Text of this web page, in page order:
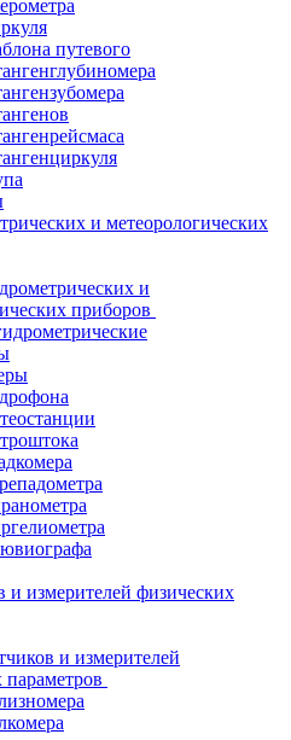
путевого
и метеорологических
и
приборов
и измерителей физических
и измерителей
параметров